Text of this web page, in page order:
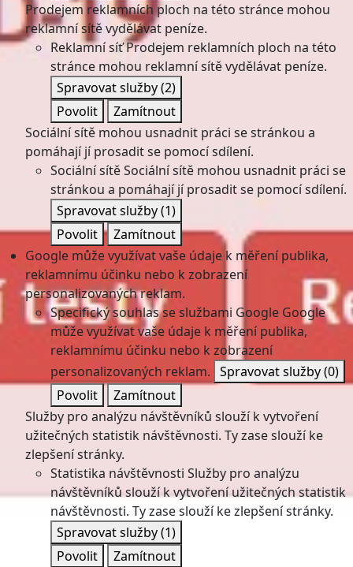
Prodejem reklamních ploch na této stránce mohou
reklamní sítě vydělávat peníze.
Reklamní síťProdejem reklamních ploch na této
stránce mohou reklamní sítě vydělávat peníze.
Spravovat služby(2)
Povolit
Zamítnout
Sociální sítě mohou usnadnit práci se stránkou a
pomáhají jí prosadit se pomocí sdílení.
Sociální sítěSociální sítě mohou usnadnit práci se
stránkou a pomáhají jí prosadit se pomocí sdílení.
Spravovat služby(1)
Povolit
Zamítnout
Google může využívat vaše údaje k měření publika,
reklamnímu účinku nebo k zobrazení
personalizovaných reklam.
Specifický souhlas se službami Google Google
může využívat vaše údaje k měření publika,
reklamnímu účinku nebo k zobrazení
personalizovaných reklam. Spravovat služby(0)
Povolit
Zamítnout
Služby pro analýzu návštěvníků slouží k vytvoření
užitečných statistik návštěvnosti. Ty zase slouží ke
zlepšení stránky.
Statistika návštěvnosti Služby pro analýzu
návštěvníků slouží k vytvoření užitečných statistik
návštěvnosti. Ty zase slouží ke zlepšení stránky.
Spravovat služby(1)
Povolit
Zamítnout